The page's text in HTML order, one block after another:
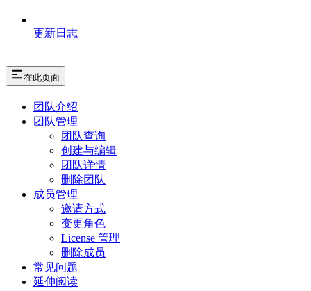
更新日志
在此页面
团队介绍
团队管理
团队查询
创建与编辑
团队详情
删除团队
成员管理
邀请方式
变更角色
License 管理
删除成员
常见问题
延伸阅读